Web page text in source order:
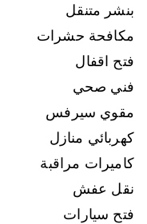
بنشر متنقل
مكافحة حشرات
فتح اقفال
فني صحي
مقوي سيرفس
كهربائي منازل
كاميرات مراقبة
نقل عفش
فتح سيارات